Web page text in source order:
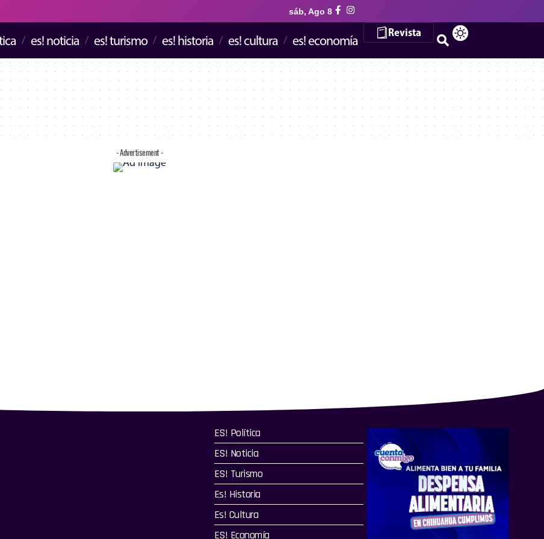
sáb, Ago 8
es! noticia es! turismo es! historia es! cultura es! economía Revista
- Advertisement -
ES! Política
ES! Noticia
ES! Turismo
Es! Historia
Es! Cultura
ES! Economía